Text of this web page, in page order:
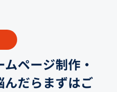
ページ制作・
んだらまずはご